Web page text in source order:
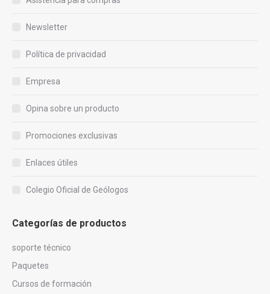
Newsletter
Política de privacidad
Empresa
Opina sobre un producto
Promociones exclusivas
Enlaces útiles
Colegio Oficial de Geólogos
Categorías de productos
soporte técnico
Paquetes
Cursos de formación